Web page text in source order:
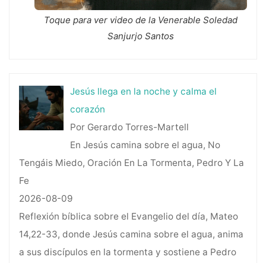
Toque para ver video de la Venerable Soledad
Sanjurjo Santos
Jesús llega en la noche y calma el
corazón
Por Gerardo Torres-Martell
En Jesús camina sobre el agua, No
Tengáis Miedo, Oración En La Tormenta, Pedro Y La
Fe
2026-08-09
Reflexión bíblica sobre el Evangelio del día, Mateo
14,22-33, donde Jesús camina sobre el agua, anima
a sus discípulos en la tormenta y sostiene a Pedro